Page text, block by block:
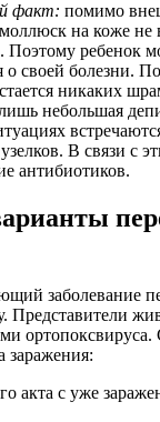
факт: помимо
моллюск на коже не
Поэтому ребенок
о своей болезни.
никаких
небольшая
В связи с
антибиотиков.
заболевание
Представители
ортопоксвируса.
заражения:
акта с уже